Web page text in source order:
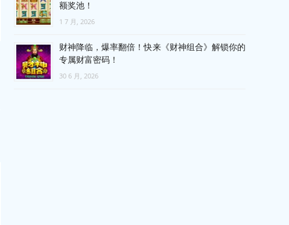
额奖池！
1 7 月, 2026
财神降临，爆率翻倍！快来《财神组合》解锁你的
专属财富密码！
30 6 月, 2026